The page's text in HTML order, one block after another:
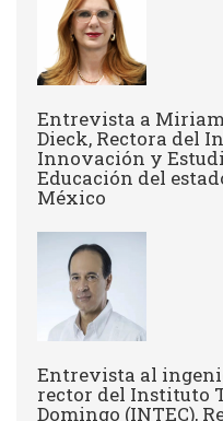
Entrevista a
Dieck, Rectora del
Innovación y
Educación del
México
Entrevista al
rector del Instituto
Domingo (INTEC),